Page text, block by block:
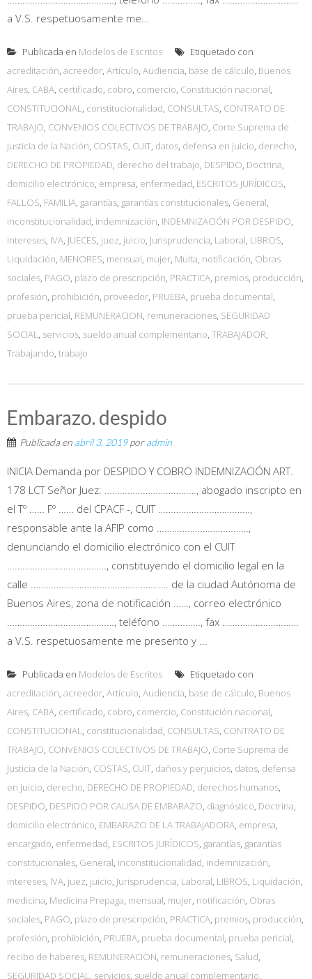
a V.S. respetuosamente me...
Publicada en Modelos de Escritos
Etiquetado con
acreditación, acreedor, Artículo, Audiencia, base de cálculo, Buenos
Aires, CABA, certificado, cobro, comercio, Constitución nacional,
CONSTITUCIONAL, constitucionalidad, CONSULTAS, CONTRATO DE
TRABAJO, CONVENIOS COLECTIVOS DE TRABAJO, Corte Suprema de
Justicia de la Nación, COSTAS, CUIT, datos, defensa en juicio, derecho,
DERECHO DE PROPIEDAD, derecho del trabajo, DESPIDO, Doctrina,
domicilio electrónico, empresa, enfermedad, ESCRITOS JURÍDICOS,
FALLOS, FAMILIA, garantías, garantías constitucionales, General,
inconstitucionalidad, indemnización, INDEMNIZACIÓN POR DESPIDO,
intereses, IVA, JUECES, juez, juicio, Jurisprudencia, Laboral, LIBROS,
Liquidación, MENORES, mensual, mujer, Multa, notificación, Obras
sociales, PAGO, plazo de prescripción, PRACTICA, premios, producción,
profesión, prohibición, proveedor, PRUEBA, prueba documental,
prueba pericial, REMUNERACION, remuneraciones, SEGURIDAD
SOCIAL, servicios, sueldo anual complementario, TRABAJADOR,
Trabajando, trabajo
Embarazo. despido
Publicada en abril 3, 2019poradmin
INICIA Demanda por DESPIDO Y COBRO INDEMNIZACIÓN ART.
178 LCT Señor Juez: ………………………………, abogado inscripto en
el Tº …… Fº …… del CPACF -, CUIT ………………………………,
responsable ante la AFIP como ………………………………,
denunciando el domicilio electrónico con el CUIT
…………………………………, constituyendo el domicilio legal en la
calle ……………………………………………… de la ciudad Autónoma de
Buenos Aires, zona de notificación ……, correo electrónico
……………………………………, teléfono ……………, fax …………………………
a V.S. respetuosamente me presento y ...
Publicada en Modelos de Escritos
Etiquetado con
acreditación, acreedor, Artículo, Audiencia, base de cálculo, Buenos
Aires, CABA, certificado, cobro, comercio, Constitución nacional,
CONSTITUCIONAL, constitucionalidad, CONSULTAS, CONTRATO DE
TRABAJO, CONVENIOS COLECTIVOS DE TRABAJO, Corte Suprema de
Justicia de la Nación, COSTAS, CUIT, daños y perjuicios, datos, defensa
en juicio, derecho, DERECHO DE PROPIEDAD, derechos humanos,
DESPIDO, DESPIDO POR CAUSA DE EMBARAZO, diagnóstico, Doctrina,
domicilio electrónico, EMBARAZO DE LA TRABAJADORA, empresa,
encargado, enfermedad, ESCRITOS JURÍDICOS, garantías, garantías
constitucionales, General, inconstitucionalidad, indemnización,
intereses, IVA, juez, juicio, Jurisprudencia, Laboral, LIBROS, Liquidación,
medicina, Medicina Prepaga, mensual, mujer, notificación, Obras
sociales, PAGO, plazo de prescripción, PRACTICA, premios, producción,
profesión, prohibición, PRUEBA, prueba documental, prueba pericial,
recibo de haberes, REMUNERACION, remuneraciones, Salud,
SEGURIDAD SOCIAL, servicios, sueldo anual complementario,